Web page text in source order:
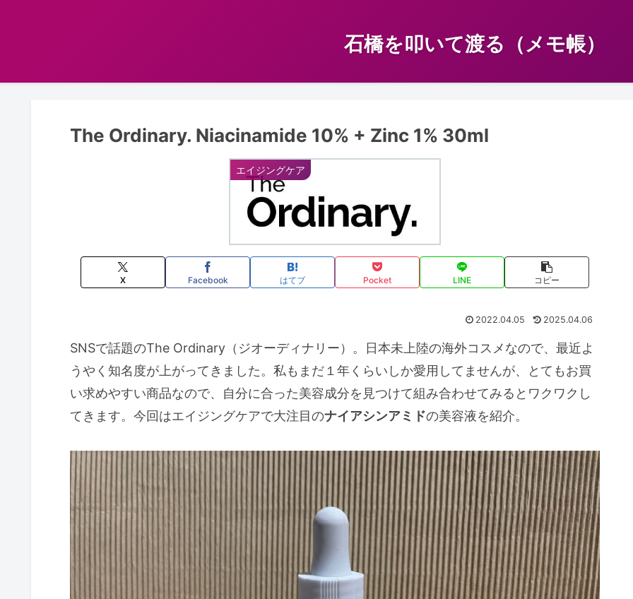
石橋を叩いて渡る（メモ帳）
The Ordinary. Niacinamide 10% + Zinc 1% 30ml
エイジングケア
X Facebook はてブ Pocket LINE コピー
2022.04.05 2025.04.06
SNSで話題のThe Ordinary（ジオーディナリー）。日本未上陸の海外コスメなので、最近よ
うやく知名度が上がってきました。私もまだ１年くらいしか愛用してませんが、とてもお買
い求めやすい商品なので、自分に合った美容成分を見つけて組み合わせてみるとワクワクし
てきます。今回はエイジングケアで大注目のナイアシンアミドの美容液を紹介。